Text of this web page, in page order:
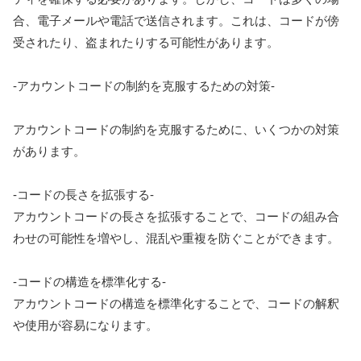
合、電子メールや電話で送信されます。これは、コードが傍
受されたり、盗まれたりする可能性があります。
-アカウントコードの制約を克服するための対策-
アカウントコードの制約を克服するために、いくつかの対策
があります。
-コードの長さを拡張する-
アカウントコードの長さを拡張することで、コードの組み合
わせの可能性を増やし、混乱や重複を防ぐことができます。
-コードの構造を標準化する-
アカウントコードの構造を標準化することで、コードの解釈
や使用が容易になります。